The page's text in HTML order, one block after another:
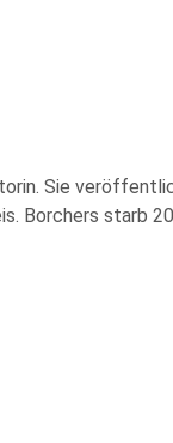
Sie
Borchers starb